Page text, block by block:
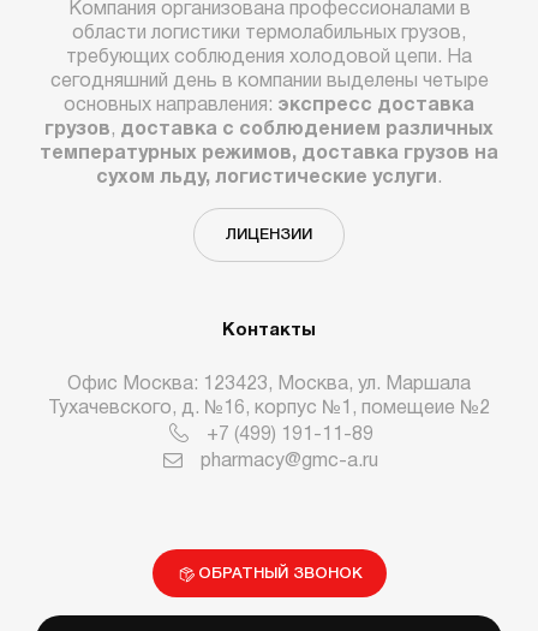
Компания организована профессионалами в
области логистики термолабильных грузов,
требующих соблюдения холодовой цепи. На
сегодняшний день в компании выделены четыре
основных направления: экспресс доставка
грузов, доставка с соблюдением различных
температурных режимов, доставка грузов на
сухом льду, логистические услуги .
ЛИЦЕНЗИИ
Контакты
Офис Москва: 123423, Москва, ул. Маршала
Тухачевского, д. №16, корпус №1, помещеие №2
+7 (499) 191-11-89
pharmacy@gmc-a.ru
ОБРАТНЫЙ ЗВОНОК